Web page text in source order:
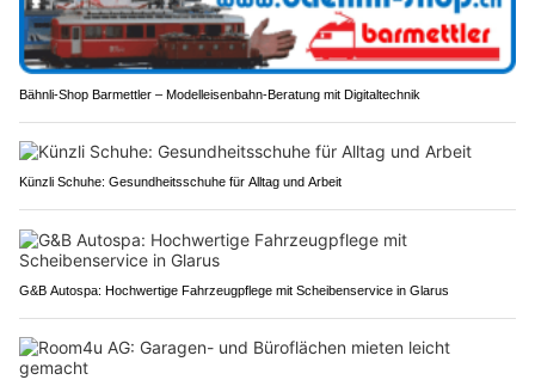
Bähnli-Shop Barmettler – Modelleisenbahn-Beratung mit Digitaltechnik
Künzli Schuhe: Gesundheitsschuhe für Alltag und Arbeit
G&B Autospa: Hochwertige Fahrzeugpflege mit Scheibenservice in Glarus